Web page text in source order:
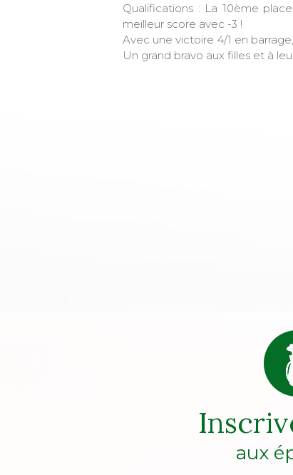
Qualifications : La 10ème
meilleur score avec -3 !
Avec une victoire 4/1 en
Un grand bravo aux filles et à
aux